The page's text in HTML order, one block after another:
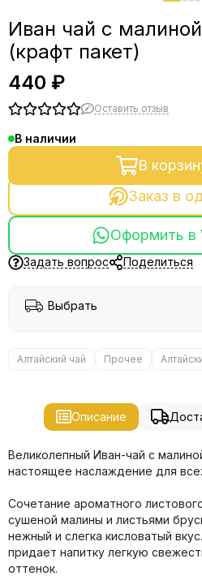
Иван чай с
(крафт пакет)
440 ₽
Оставить отзыв
В наличии
В
Заказ в
Оформить в
Задать вопрос Поделиться
Выбрать
Алтайский чай Прочее
Описание
Великолепный Иван-чай с
настоящее наслаждение для
Сочетание ароматного
сушеной малины и листьями
нежный и слегка кисловатый
придает напитку легкую
оттенок.